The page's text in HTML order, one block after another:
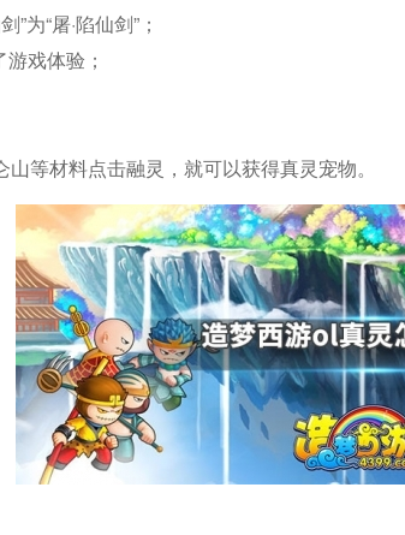
为“屠·陷仙剑”；
戏体验；
等材料点击融灵，就可以获得真灵宠物。